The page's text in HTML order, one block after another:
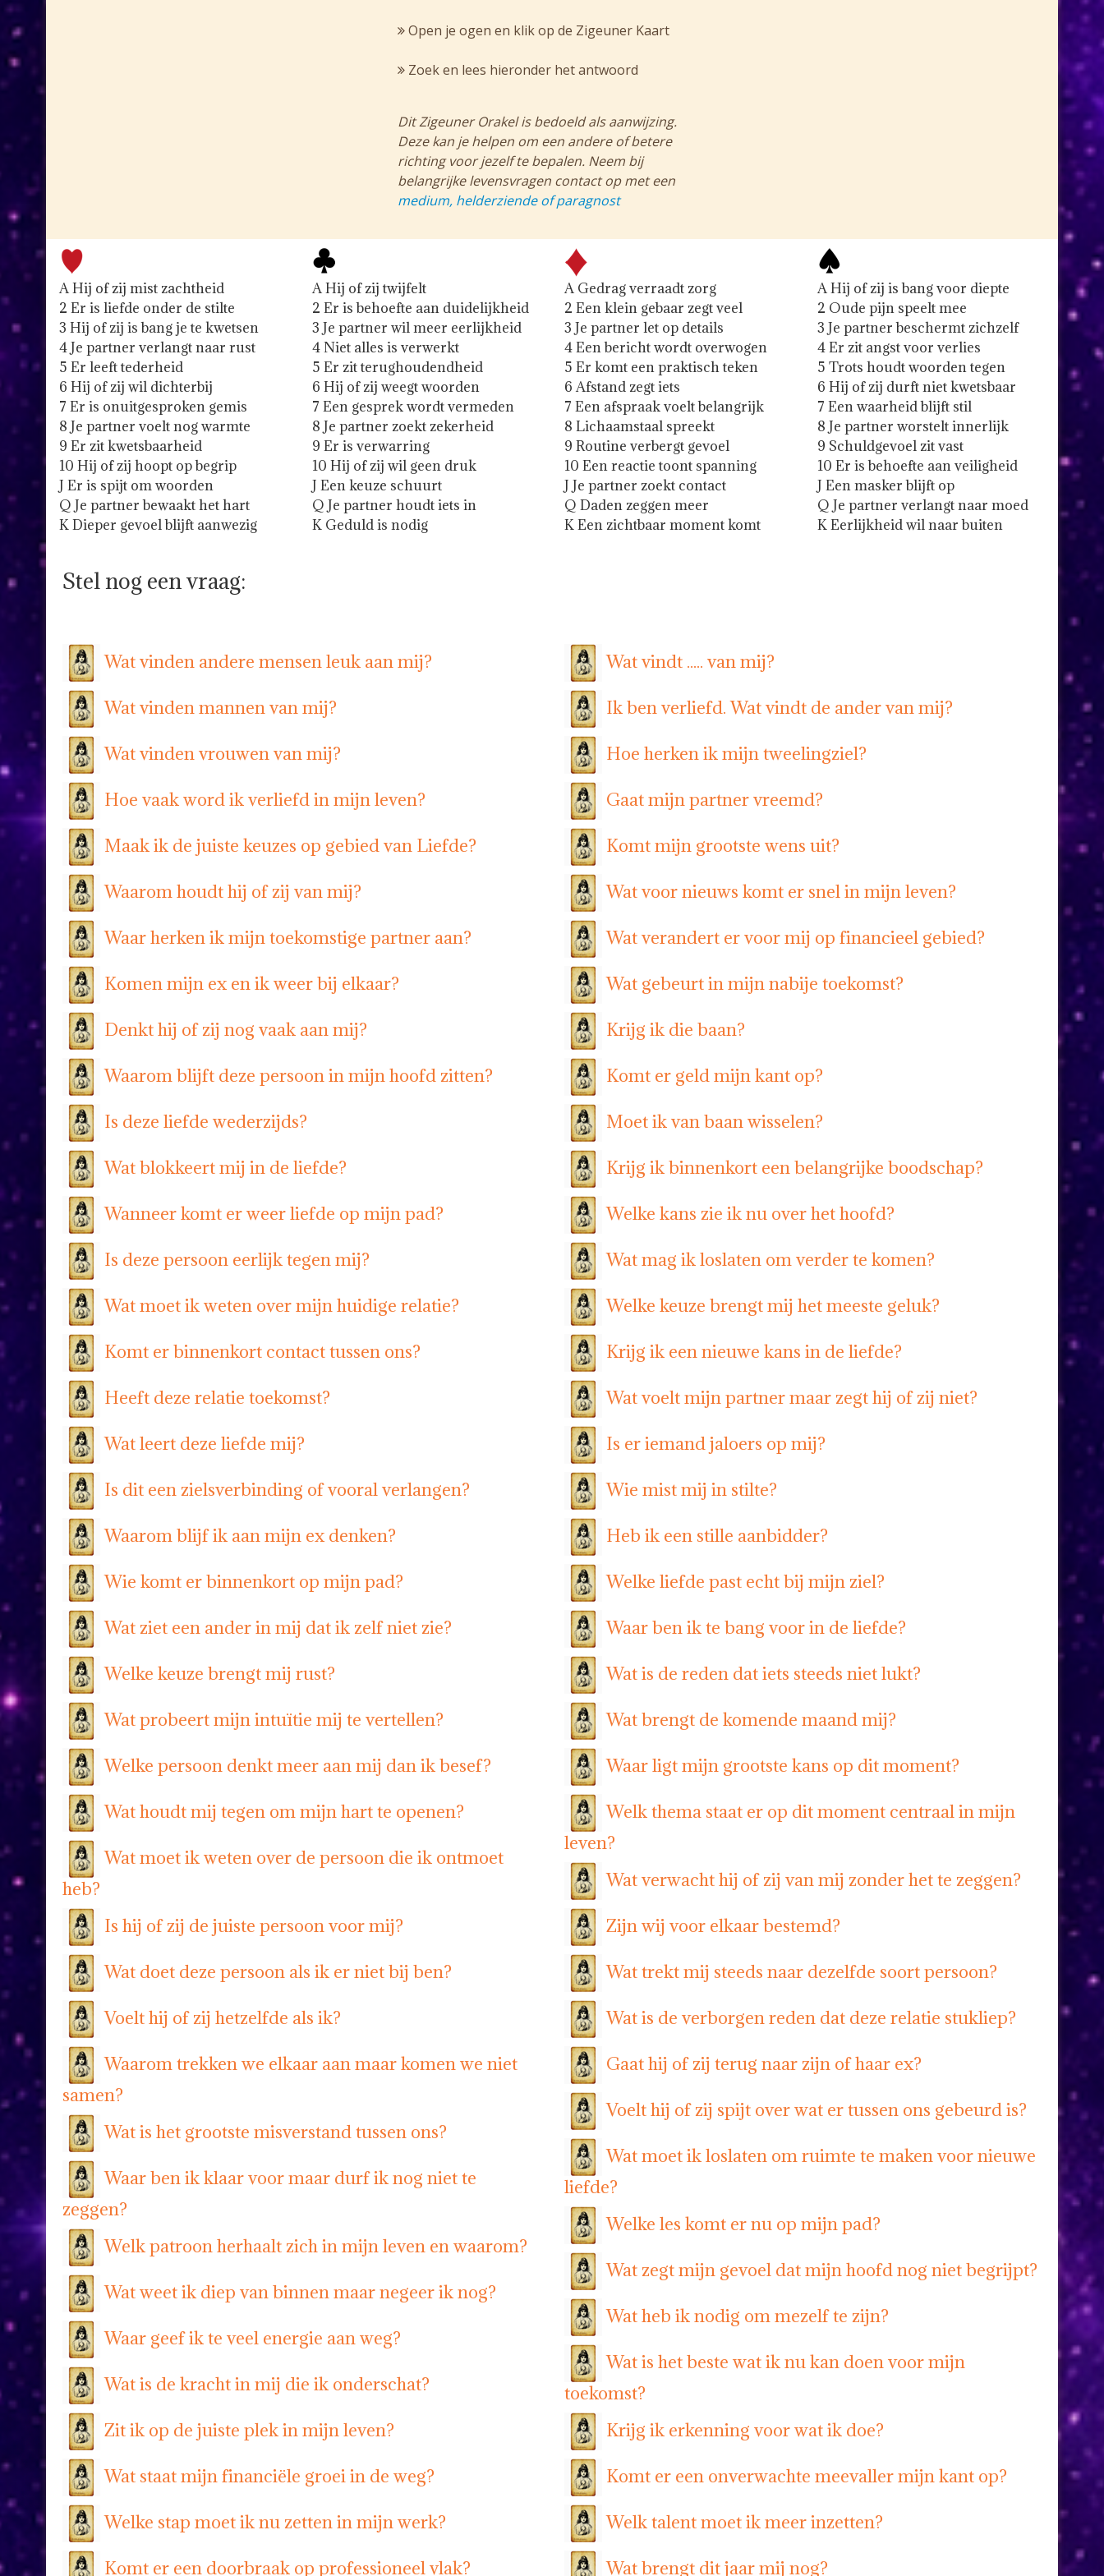
Open je ogen en klik op de Zigeuner Kaart
Zoek en lees hieronder het antwoord
Dit Zigeuner Orakel is bedoeld als aanwijzing.
Deze kan je helpen om een andere of betere
richting voor jezelf te bepalen. Neem bij
belangrijke levensvragen contact op met een
medium, helderziende of paragnost
A Hij of zij mist zachtheid
2 Er is liefde onder de stilte
3 Hij of zij is bang je te kwetsen
4 Je partner verlangt naar rust
5 Er leeft tederheid
6 Hij of zij wil dichterbij
7 Er is onuitgesproken gemis
8 Je partner voelt nog warmte
9 Er zit kwetsbaarheid
10 Hij of zij hoopt op begrip
J Er is spijt om woorden
Q Je partner bewaakt het hart
K Dieper gevoel blijft aanwezig
A Hij of zij twijfelt
2 Er is behoefte aan duidelijkheid
3 Je partner wil meer eerlijkheid
4 Niet alles is verwerkt
5 Er zit terughoudendheid
6 Hij of zij weegt woorden
7 Een gesprek wordt vermeden
8 Je partner zoekt zekerheid
9 Er is verwarring
10 Hij of zij wil geen druk
J Een keuze schuurt
Q Je partner houdt iets in
K Geduld is nodig
A Gedrag verraadt zorg
2 Een klein gebaar zegt veel
3 Je partner let op details
4 Een bericht wordt overwogen
5 Er komt een praktisch teken
6 Afstand zegt iets
7 Een afspraak voelt belangrijk
8 Lichaamstaal spreekt
9 Routine verbergt gevoel
10 Een reactie toont spanning
J Je partner zoekt contact
Q Daden zeggen meer
K Een zichtbaar moment komt
A Hij of zij is bang voor diepte
2 Oude pijn speelt mee
3 Je partner beschermt zichzelf
4 Er zit angst voor verlies
5 Trots houdt woorden tegen
6 Hij of zij durft niet kwetsbaar
7 Een waarheid blijft stil
8 Je partner worstelt innerlijk
9 Schuldgevoel zit vast
10 Er is behoefte aan veiligheid
J Een masker blijft op
Q Je partner verlangt naar moed
K Eerlijkheid wil naar buiten
Stel nog een vraag:
Wat vinden andere mensen leuk aan mij?
Wat vinden mannen van mij?
Wat vinden vrouwen van mij?
Hoe vaak word ik verliefd in mijn leven?
Maak ik de juiste keuzes op gebied van Liefde?
Waarom houdt hij of zij van mij?
Waar herken ik mijn toekomstige partner aan?
Komen mijn ex en ik weer bij elkaar?
Denkt hij of zij nog vaak aan mij?
Waarom blijft deze persoon in mijn hoofd zitten?
Is deze liefde wederzijds?
Wat blokkeert mij in de liefde?
Wanneer komt er weer liefde op mijn pad?
Is deze persoon eerlijk tegen mij?
Wat moet ik weten over mijn huidige relatie?
Komt er binnenkort contact tussen ons?
Heeft deze relatie toekomst?
Wat leert deze liefde mij?
Is dit een zielsverbinding of vooral verlangen?
Waarom blijf ik aan mijn ex denken?
Wie komt er binnenkort op mijn pad?
Wat ziet een ander in mij dat ik zelf niet zie?
Welke keuze brengt mij rust?
Wat probeert mijn intuïtie mij te vertellen?
Welke persoon denkt meer aan mij dan ik besef?
Wat houdt mij tegen om mijn hart te openen?
Wat moet ik weten over de persoon die ik ontmoet
heb?
Is hij of zij de juiste persoon voor mij?
Wat doet deze persoon als ik er niet bij ben?
Voelt hij of zij hetzelfde als ik?
Waarom trekken we elkaar aan maar komen we niet
samen?
Wat is het grootste misverstand tussen ons?
Waar ben ik klaar voor maar durf ik nog niet te
zeggen?
Welk patroon herhaalt zich in mijn leven en waarom?
Wat weet ik diep van binnen maar negeer ik nog?
Waar geef ik te veel energie aan weg?
Wat is de kracht in mij die ik onderschat?
Zit ik op de juiste plek in mijn leven?
Wat staat mijn financiële groei in de weg?
Welke stap moet ik nu zetten in mijn werk?
Komt er een doorbraak op professioneel vlak?
Wat vindt ..... van mij?
Ik ben verliefd. Wat vindt de ander van mij?
Hoe herken ik mijn tweelingziel?
Gaat mijn partner vreemd?
Komt mijn grootste wens uit?
Wat voor nieuws komt er snel in mijn leven?
Wat verandert er voor mij op financieel gebied?
Wat gebeurt in mijn nabije toekomst?
Krijg ik die baan?
Komt er geld mijn kant op?
Moet ik van baan wisselen?
Krijg ik binnenkort een belangrijke boodschap?
Welke kans zie ik nu over het hoofd?
Wat mag ik loslaten om verder te komen?
Welke keuze brengt mij het meeste geluk?
Krijg ik een nieuwe kans in de liefde?
Wat voelt mijn partner maar zegt hij of zij niet?
Is er iemand jaloers op mij?
Wie mist mij in stilte?
Heb ik een stille aanbidder?
Welke liefde past echt bij mijn ziel?
Waar ben ik te bang voor in de liefde?
Wat is de reden dat iets steeds niet lukt?
Wat brengt de komende maand mij?
Waar ligt mijn grootste kans op dit moment?
Welk thema staat er op dit moment centraal in mijn
leven?
Wat verwacht hij of zij van mij zonder het te zeggen?
Zijn wij voor elkaar bestemd?
Wat trekt mij steeds naar dezelfde soort persoon?
Wat is de verborgen reden dat deze relatie stukliep?
Gaat hij of zij terug naar zijn of haar ex?
Voelt hij of zij spijt over wat er tussen ons gebeurd is?
Wat moet ik loslaten om ruimte te maken voor nieuwe
liefde?
Welke les komt er nu op mijn pad?
Wat zegt mijn gevoel dat mijn hoofd nog niet begrijpt?
Wat heb ik nodig om mezelf te zijn?
Wat is het beste wat ik nu kan doen voor mijn
toekomst?
Krijg ik erkenning voor wat ik doe?
Komt er een onverwachte meevaller mijn kant op?
Welk talent moet ik meer inzetten?
Wat brengt dit jaar mij nog?